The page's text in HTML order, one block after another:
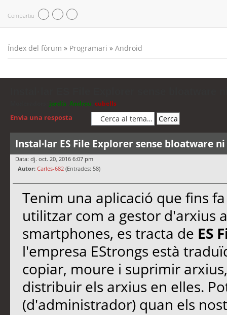
Compartiu
Índex del fòrum » Programari » Android
jordis Andreu cubells
Envia una resposta
Instal·lar ES File Explorer sense bloatware
Data: dj. oct. 20, 2016 6:07 pm
Autor: Carles-682 (Entrades: 58)
Tenim una aplicació que fins
utilitzar com a gestor d'arxius
smartphones, es tracta de ES
l'empresa EStrongs està
copiar, moure i suprimir
distribuir els arxius en elles.
(d'administrador) quan els